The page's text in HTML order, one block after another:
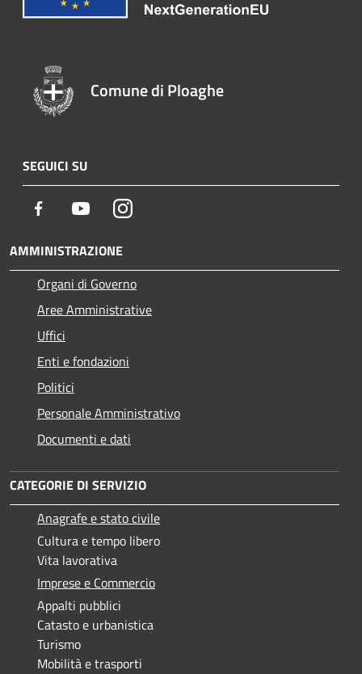
Comune di Ploaghe
SEGUICI SU
Facebook YoutubeInstagram
AMMINISTRAZIONE
Organi di Governo
Aree Amministrative
Uffici
Enti e fondazioni
Politici
Personale Amministrativo
Documenti e dati
CATEGORIE DI SERVIZIO
Anagrafe e stato civile
Cultura e tempo libero
Vita lavorativa
Imprese e Commercio
Appalti pubblici
Catasto e urbanistica
Turismo
Mobilità e trasporti